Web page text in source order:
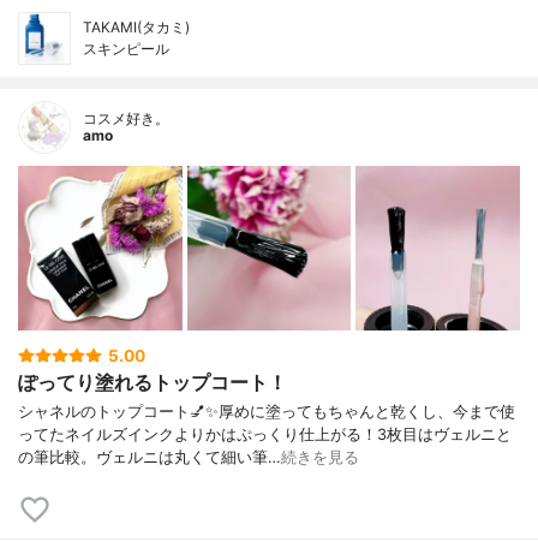
TAKAMI(タカミ)
スキンピール
コスメ好き。
amo
5.00
ぽってり塗れるトップコート！
シャネルのトップコート💅✨厚めに塗ってもちゃんと乾くし、今まで使
ってたネイルズインクよりかはぷっくり仕上がる！3枚目はヴェルニと
の筆比較。ヴェルニは丸くて細い筆…続きを見る